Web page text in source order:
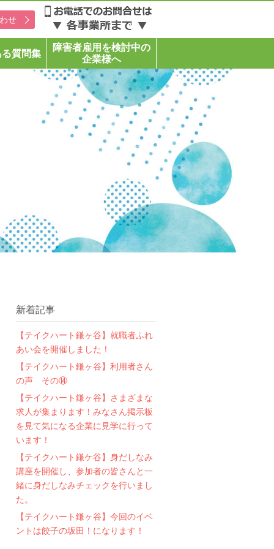
せ
質問集
障害者雇用を検討中の
企業様へ
新着記事
【テイクハート鎌ヶ谷】就職者ふれ
あい会を開催しました！
【テイクハート鎌ヶ谷】利用者さん
の声 その⑭
【テイクハート鎌ヶ谷】さまざまな
求人が集まります！みなさん掲示板
を見て気になる企業に見学に行って
います！
【テイクハート鎌ケ谷】身だしなみ
講座を開催し、参加者の皆さんと一
緒に身だしなみチェックを行いまし
た。
【テイクハート鎌ヶ谷】今回のイベ
ントは餃子の坂田！になります！